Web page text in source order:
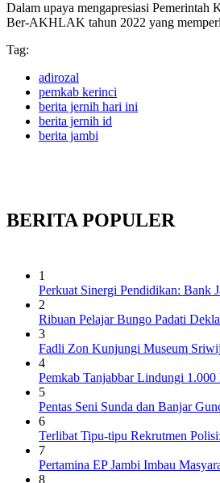
Dalam upaya mengapresiasi Pemerintah
Ber-AKHLAK tahun 2022 yang
Tag:
adirozal
pemkab kerinci
berita jernih hari ini
berita jernih id
berita jambi
BERITA POPULER
1
Perkuat Sinergi Pendidikan: Bank
2
Ribuan Pelajar Bungo Padati
3
Fadli Zon Kunjungi Museum
4
Pemkab Tanjabbar Lindungi
5
Pentas Seni Sunda dan Banjar
6
Terlibat Tipu-tipu Rekrutmen
7
Pertamina EP Jambi Imbau
8